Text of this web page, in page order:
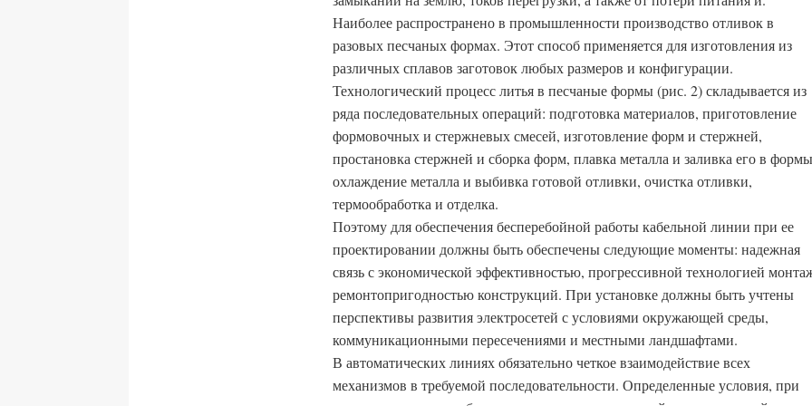
Наиболее распространено в промышленности производство отливок в
разовых песчаных формах. Этот способ применяется для изготовления из
различных сплавов заготовок любых размеров и конфигурации.
Технологический процесс литья в песчаные формы (рис. 2) складывается из
ряда последовательных операций: подготовка материалов, приготовление
формовочных и стержневых смесей, изготовление форм и стержней,
простановка стержней и сборка форм, плавка металла и заливка его в
охлаждение металла и выбивка готовой отливки, очистка отливки,
термообработка и отделка.
Поэтому для обеспечения бесперебойной работы кабельной линии при ее
проектировании должны быть обеспечены следующие моменты: надежная
связь с экономической эффективностью, прогрессивной технологией
ремонтопригодностью конструкций. При установке должны быть учтены
перспективы развития электросетей с условиями окружающей среды,
коммуникационными пересечениями и местными ландшафтами.
В автоматических линиях обязательно четкое взаимодействие всех
механизмов в требуемой последовательности. Определенные условия, при